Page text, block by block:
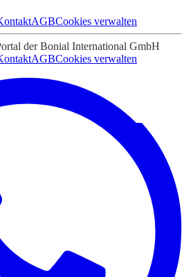
AGBCookies verwalten
der Bonial International GmbH
AGBCookies verwalten